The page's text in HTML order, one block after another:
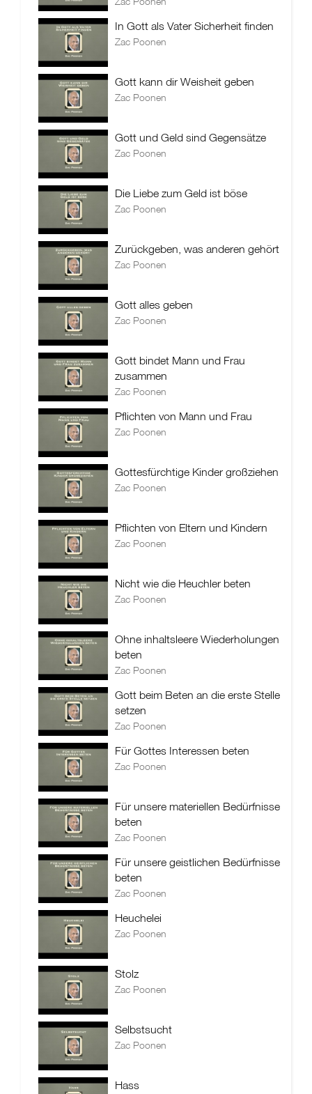
In Gott als Vater Sicherheit finden
Zac Poonen
Gott kann dir Weisheit geben
Zac Poonen
Gott und Geld sind Gegensätze
Zac Poonen
Die Liebe zum Geld ist böse
Zac Poonen
Zurückgeben, was anderen gehört
Zac Poonen
Gott alles geben
Zac Poonen
Gott bindet Mann und Frau
zusammen
Zac Poonen
Pflichten von Mann und Frau
Zac Poonen
Gottesfürchtige Kinder großziehen
Zac Poonen
Pflichten von Eltern und Kindern
Zac Poonen
Nicht wie die Heuchler beten
Zac Poonen
Ohne inhaltsleere Wiederholungen
beten
Zac Poonen
Gott beim Beten an die erste Stelle
setzen
Zac Poonen
Für Gottes Interessen beten
Zac Poonen
Für unsere materiellen Bedürfnisse
beten
Zac Poonen
Für unsere geistlichen Bedürfnisse
beten
Zac Poonen
Heuchelei
Zac Poonen
Stolz
Zac Poonen
Selbstsucht
Zac Poonen
Hass